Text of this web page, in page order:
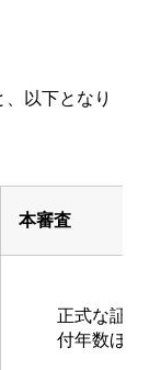
以下となり
本審査
正式な証明
付年数ほか）